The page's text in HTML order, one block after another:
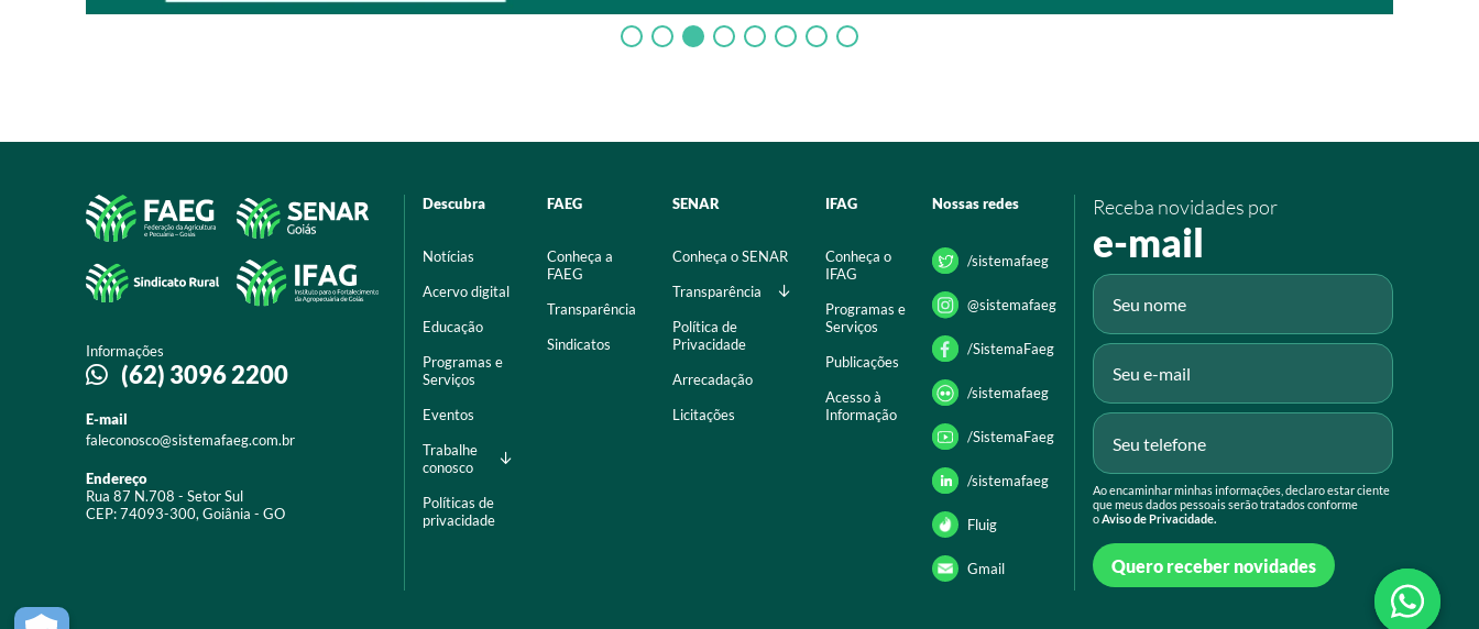
Informações
(62) 3096 2200
E-mail
faleconosco@sistemafaeg.com.br
Endereço
Rua 87 N.708 - Setor Sul
CEP: 74093-300, Goiânia - GO
Descubra
Notícias
Acervo digital
Educação
Programas e
Serviços
Eventos
Trabalhe
conosco
Políticas de
privacidade
FAEG
Conheça a
FAEG
Transparência
Sindicatos
SENAR
Conheça o SENAR
Transparência
Política de
Privacidade
Arrecadação
Licitações
IFAG
Conheça o
IFAG
Programas e
Serviços
Publicações
Acesso à
Informação
Nossas redes
/sistemafaeg
@sistemafaeg
/SistemaFaeg
/sistemafaeg
/SistemaFaeg
/sistemafaeg
Fluig
Gmail
Receba novidades por
e-mail
Ao encaminhar minhas informações, declaro estar ciente
que meus dados pessoais serão tratados conforme
oAviso de Privacidade.
Quero receber novidades